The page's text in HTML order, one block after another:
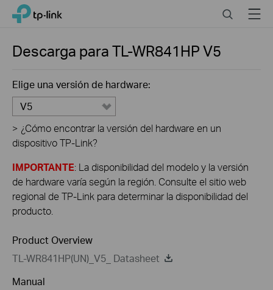
Click
navigation
TP-Link, Reliably Smart SearchMenu
Descarga paraTL-WR841HPV5
Elige una versión de hardware:
V5
> ¿Cómo encontrar la versión del hardware en un
dispositivo TP-Link?
IMPORTANTE: La disponibilidad del modelo y la versión
de hardware varía según la región. Consulte el sitio web
regional de TP-Link para determinar la disponibilidad del
producto.
Product Overview
TL-WR841HP(UN)_V5_ Datasheet
Manual